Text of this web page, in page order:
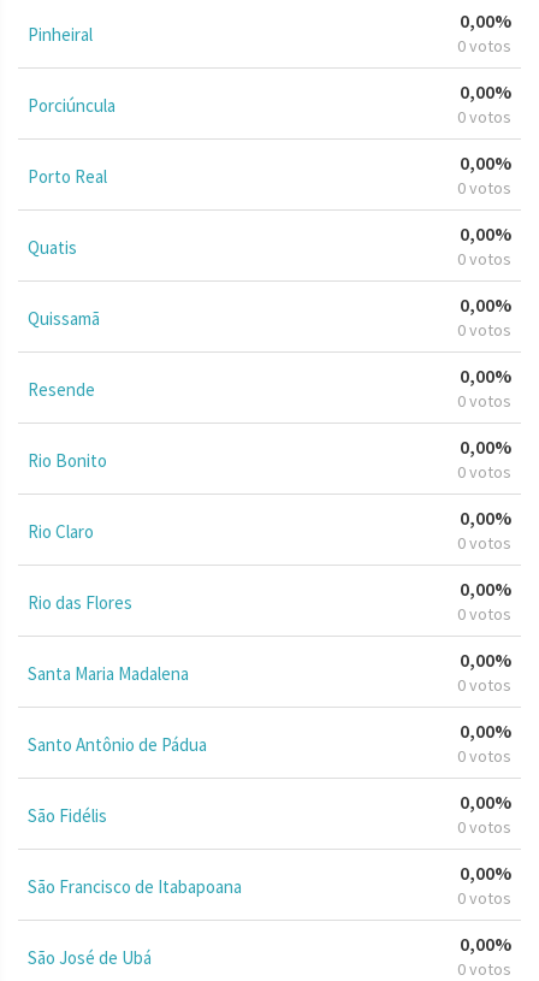
Pinheiral
0,00%
0 votos
Porciúncula
0,00%
0 votos
Porto Real
0,00%
0 votos
Quatis
0,00%
0 votos
Quissamã
0,00%
0 votos
Resende
0,00%
0 votos
Rio Bonito
0,00%
0 votos
Rio Claro
0,00%
0 votos
Rio das Flores
0,00%
0 votos
Santa Maria Madalena
0,00%
0 votos
Santo Antônio de Pádua
0,00%
0 votos
São Fidélis
0,00%
0 votos
São Francisco de Itabapoana
0,00%
0 votos
São José de Ubá
0,00%
0 votos